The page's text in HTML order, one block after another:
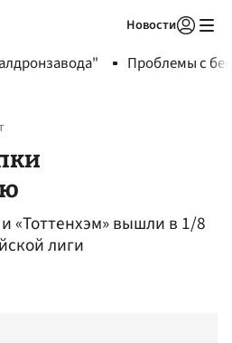
Новости
Проблемы с
«Тоттенхэм» вышли в 1/8
лиги